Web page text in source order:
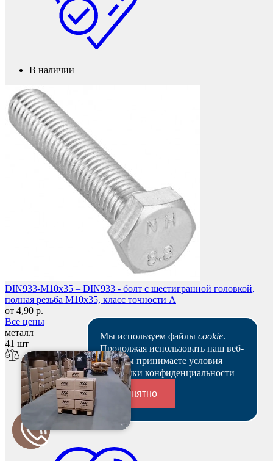
Колпачки на болт/гайку
Переходники и соединители
В наличии
DIN933-M10x35 – DIN933 - болт с шестигранной головкой,
полная резьба M10x35, класс точности A
от 4,90 р.
Все цены
металл
41 шт
Мы используем файлы cookie.
Продолжая использовать наш веб-
сайт, вы принимаете условия
Политики конфиденциальности
Понятно